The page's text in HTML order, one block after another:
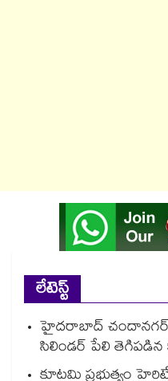
లేటెస్ట్
హైదరాబాద్⁪
సిలిండర్ పేలి తెగిపడిన